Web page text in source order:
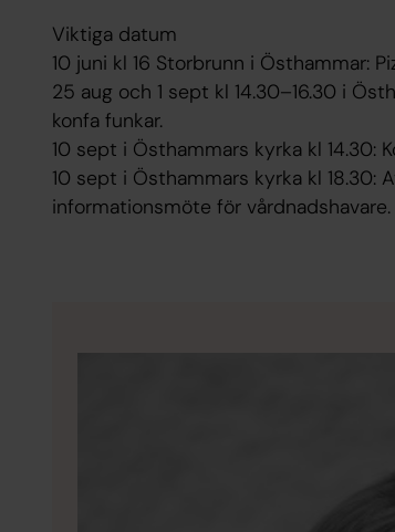
Viktiga datum
10 juni kl 16 Storbrunn i Östhammar:
25 aug och 1 sept kl 14.30–16.30 i
konfa funkar.
10 sept i Östhammars kyrka kl 14.30:
10 sept i Östhammars kyrka kl
informationsmöte för vårdnadshavare.